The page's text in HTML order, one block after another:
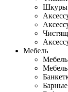
Шкуры
Мебель
Барные